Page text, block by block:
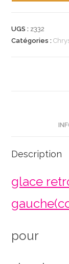
retroviseur
UGS : z332
Catégories :
Description
glace
pour